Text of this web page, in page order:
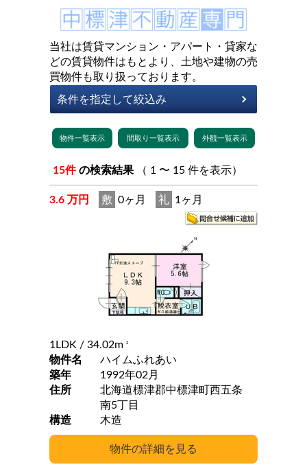
当社は賃貸マンション・アパート・貸家な
どの賃貸物件はもとより、土地や建物の売
買物件も取り扱っております。
15件 の検索結果 （ 1 〜 15 件を表示）
3.6 万円 敷 0ヶ月 礼 1ヶ月
1LDK / 34.02m 2
物件名
ハイムふれあい
築年
1992年02月
住所
北海道標津郡中標津町西五条
南5丁目
構造
木造